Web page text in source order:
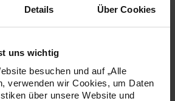
Details Über Cookies
uns wichtig
besuchen und auf „Alle
verwenden wir Cookies, um Daten
über unsere Website und
Colours“, „Black, White, Gold &
an. Neben stimmungsvoller
wie Nikolausstiefeln,